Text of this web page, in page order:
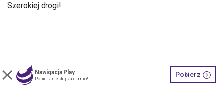
Nawigacja Play
Pobierz i testuj za darmo!
Pobierz
Szerokiej drogi!
Nawigacja Play. Wszystkie prawa zastrzeżone.